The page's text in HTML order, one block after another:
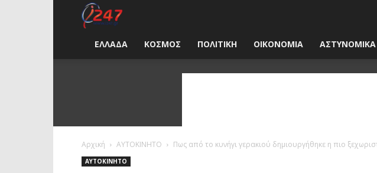
i247
News
ΕΛΛΑΔΑ ΚΟΣΜΟΣ ΠΟΛΙΤΙΚΗ ΟΙΚΟΝΟΜΙΑ
Αρχική ΑΥΤΟΚΙΝΗΤΟ Πως από το κυνήγι γερακιού δημιουργήθηκε η πιο
ΑΥΤΟΚΙΝΗΤΟ